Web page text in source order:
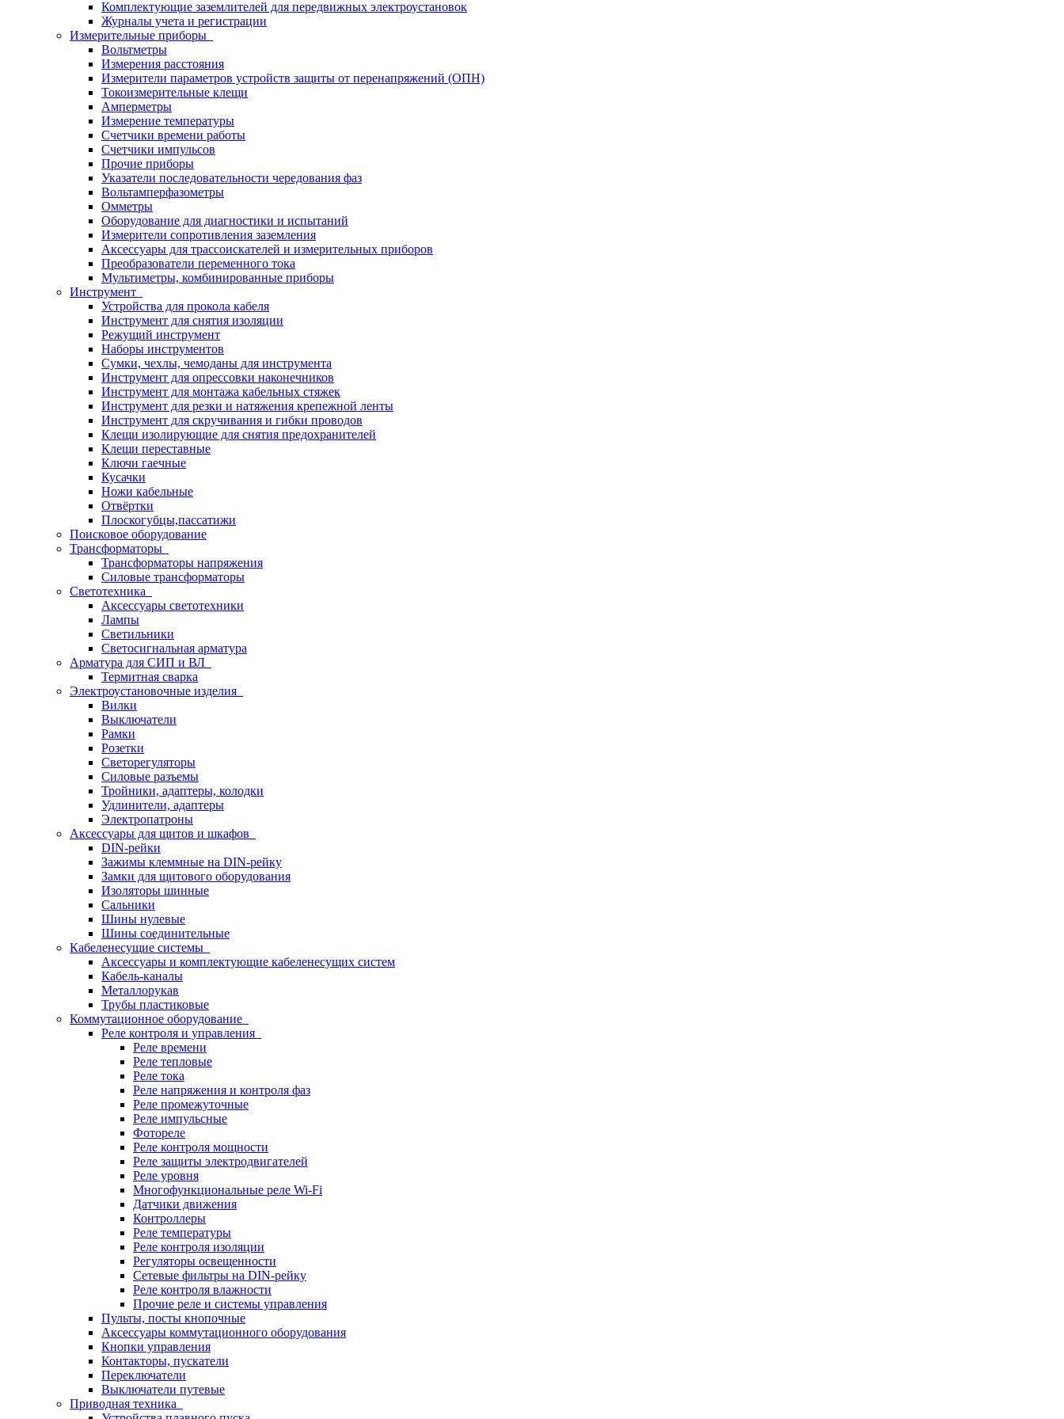
Комплектующие заземлителей для передвижных электроустановок
Журналы учета и регистрации
Измерительные приборы
Вольтметры
Измерения расстояния
Измерители параметров устройств защиты от перенапряжений (ОПН)
Токоизмерительные клещи
Амперметры
Измерение температуры
Счетчики времени работы
Счетчики импульсов
Прочие приборы
Указатели последовательности чередования фаз
Вольтамперфазометры
Омметры
Оборудование для диагностики и испытаний
Измерители сопротивления заземления
Аксессуары для трассоискателей и измерительных приборов
Преобразователи переменного тока
Мультиметры, комбинированные приборы
Инструмент
Устройства для прокола кабеля
Инструмент для снятия изоляции
Режущий инструмент
Наборы инструментов
Сумки, чехлы, чемоданы для инструмента
Инструмент для опрессовки наконечников
Инструмент для монтажа кабельных стяжек
Инструмент для резки и натяжения крепежной ленты
Инструмент для скручивания и гибки проводов
Клещи изолирующие для снятия предохранителей
Клещи переставные
Ключи гаечные
Кусачки
Ножи кабельные
Отвёртки
Плоскогубцы,пассатижи
Поисковое оборудование
Трансформаторы
Трансформаторы напряжения
Силовые трансформаторы
Светотехника
Аксессуары светотехники
Лампы
Светильники
Светосигнальная арматура
Арматура для СИП и ВЛ
Термитная сварка
Электроустановочные изделия
Вилки
Выключатели
Рамки
Розетки
Светорегуляторы
Силовые разъемы
Тройники, адаптеры, колодки
Удлинители, адаптеры
Электропатроны
Аксессуары для щитов и шкафов
DIN-рейки
Зажимы клеммные на DIN-рейку
Замки для щитового оборудования
Изоляторы шинные
Сальники
Шины нулевые
Шины соединительные
Кабеленесущие системы
Аксессуары и комплектующие кабеленесущих систем
Кабель-каналы
Металлорукав
Трубы пластиковые
Коммутационное оборудование
Реле контроля и управления
Реле времени
Реле тепловые
Реле тока
Реле напряжения и контроля фаз
Реле промежуточные
Реле импульсные
Фотореле
Реле контроля мощности
Реле защиты электродвигателей
Реле уровня
Многофункциональные реле Wi-Fi
Датчики движения
Контроллеры
Реле температуры
Реле контроля изоляции
Регуляторы освещенности
Сетевые фильтры на DIN-рейку
Реле контроля влажности
Прочие реле и системы управления
Пульты, посты кнопочные
Аксессуары коммутационного оборудования
Кнопки управления
Контакторы, пускатели
Переключатели
Выключатели путевые
Приводная техника